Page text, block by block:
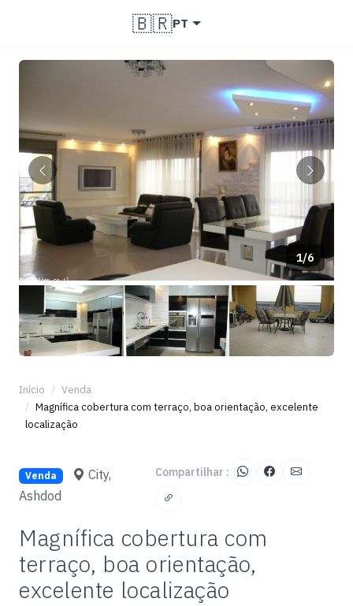
🇧🇷PT
1/6
Início
Venda
Magnífica cobertura com terraço, boa orientação, excelente
localização
Venda
City,
Ashdod
Compartilhar :
Magnífica cobertura com
terraço, boa orientação,
excelente localização